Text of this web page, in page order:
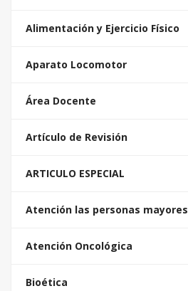
Alimentación y Ejercicio Físico
Aparato Locomotor
Área Docente
Artículo de Revisión
ARTICULO ESPECIAL
Atención las personas mayores
Atención Oncológica
Bioética